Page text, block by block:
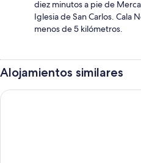
diez minutos a pie de
Iglesia de San Carlos. Cala
menos de 5 kilómetros.
Alojamientos similares
Grand Palladium Select Palace